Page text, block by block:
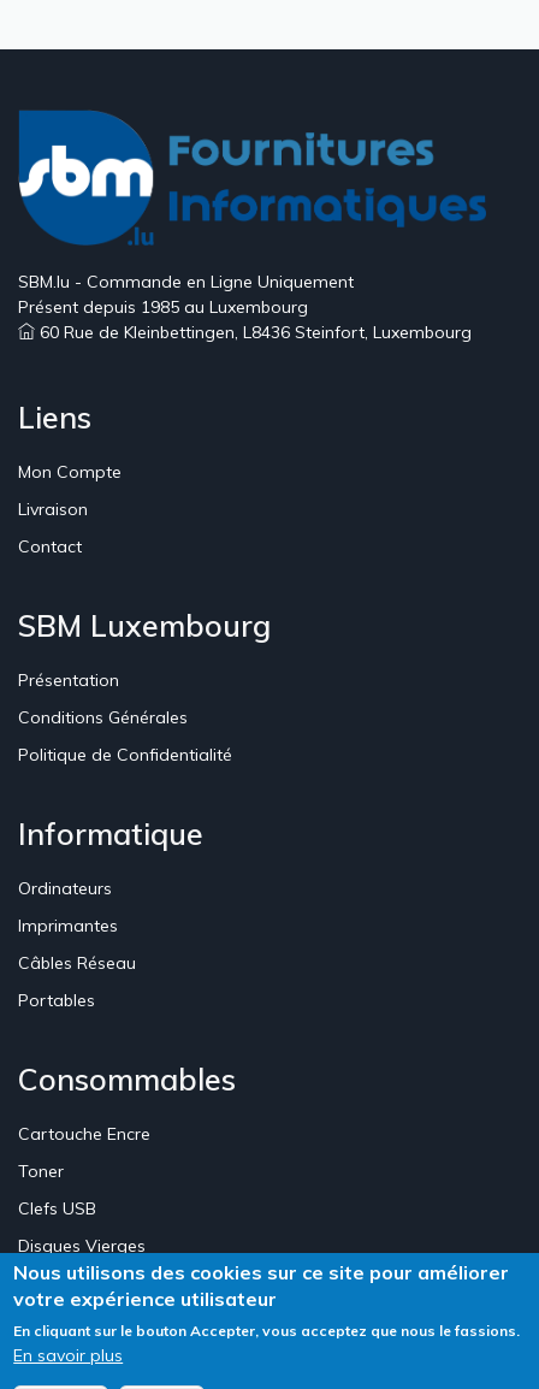
SBM.lu - Commande en Ligne Uniquement
Présent depuis 1985 au Luxembourg
60 Rue de Kleinbettingen, L8436 Steinfort, Luxembourg
Liens
Mon Compte
Livraison
Contact
SBM Luxembourg
Présentation
Conditions Générales
Politique de Confidentialité
Informatique
Ordinateurs
Imprimantes
Câbles Réseau
Portables
Consommables
Cartouche Encre
Toner
Clefs USB
Disques Vierges
Création Site E-commerce Luxembourg - Neweb Creations
Nous utilisons des cookies sur ce site pour améliorer
votre expérience utilisateur
En cliquant sur le bouton Accepter, vous acceptez que nous le fassions.
En savoir plus